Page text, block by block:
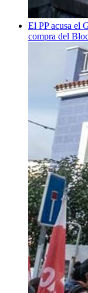
El PP acusa el
compra del